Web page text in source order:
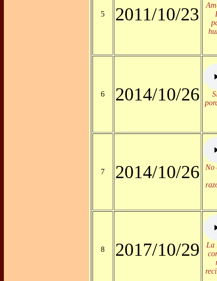
5 2011/10/23
6 2014/10/26
7 2014/10/26 No
8 2017/10/29
La